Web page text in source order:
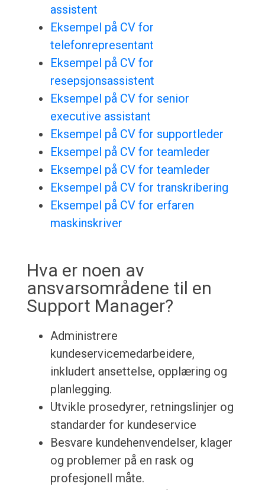
assistent
Eksempel på CV for
telefonrepresentant
Eksempel på CV for
resepsjonsassistent
Eksempel på CV for senior
executive assistant
Eksempel på CV for supportleder
Eksempel på CV for teamleder
Eksempel på CV for teamleder
Eksempel på CV for transkribering
Eksempel på CV for erfaren
maskinskriver
Hva er noen av
ansvarsområdene til en
Support Manager?
Administrere
kundeservicemedarbeidere,
inkludert ansettelse, opplæring og
planlegging.
Utvikle prosedyrer, retningslinjer og
standarder for kundeservice
Besvare kundehenvendelser, klager
og problemer på en rask og
profesjonell måte.